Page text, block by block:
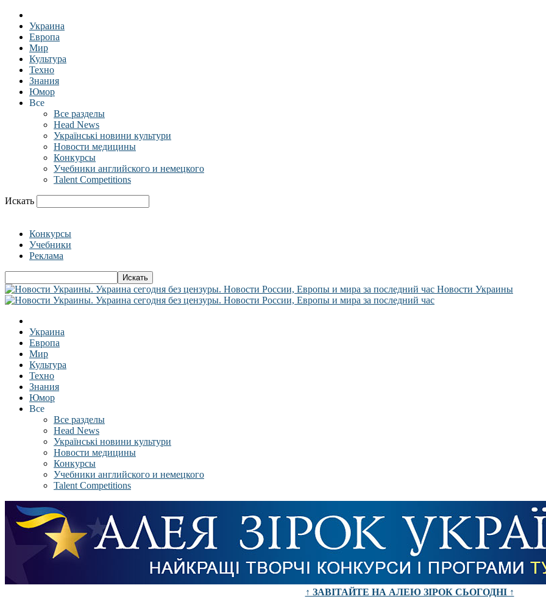
Украина
Европа
Мир
Культура
Техно
Знания
Юмор
Все
Все разделы
Head News
Українські новини культури
Новости медицины
Конкурсы
Учебники английского и немецкого
Talent Competitions
Искать
Конкурсы
Учебники
Реклама
Новости Украины
Украина
Европа
Мир
Культура
Техно
Знания
Юмор
Все
Все разделы
Head News
Українські новини культури
Новости медицины
Конкурсы
Учебники английского и немецкого
Talent Competitions
↑ ЗАВІТАЙТЕ НА АЛЕЮ ЗІРОК СЬОГОДНІ ↑